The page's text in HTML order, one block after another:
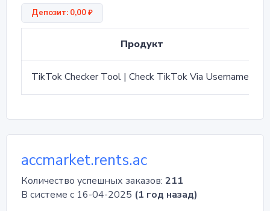
Депозит: 0,00 ₽
Продукт
accmarket.rents.ac
Количество успешных заказов: 211
В системе с 16-04-2025 (1 год назад)